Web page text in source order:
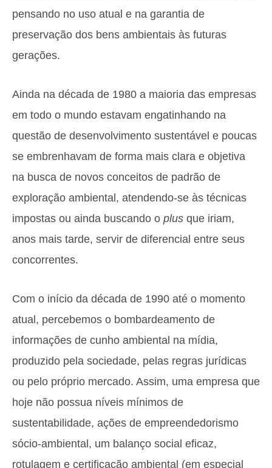
pensando no uso atual e na garantia de
preservação dos bens ambientais às futuras
gerações.
Ainda na década de 1980 a maioria das empresas
em todo o mundo estavam engatinhando na
questão de desenvolvimento sustentável e poucas
se embrenhavam de forma mais clara e objetiva
na busca de novos conceitos de padrão de
exploração ambiental, atendendo-se às técnicas
impostas ou ainda buscando o plus que iriam,
anos mais tarde, servir de diferencial entre seus
concorrentes.
Com o início da década de 1990 até o momento
atual, percebemos o bombardeamento de
informações de cunho ambiental na mídia,
produzido pela sociedade, pelas regras jurídicas
ou pelo próprio mercado. Assim, uma empresa que
hoje não possua níveis mínimos de
sustentabilidade, ações de empreendedorismo
sócio-ambiental, um balanço social eficaz,
rotulagem e certificação ambiental (em especial